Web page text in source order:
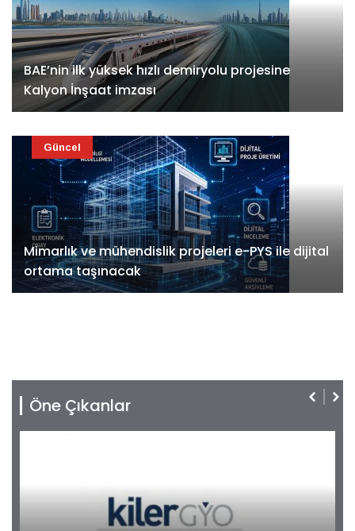
BAE’nin ilk yüksek hızlı demiryolu projesine
Kalyon İnşaat imzası
Mimarlık ve mühendislik projeleri e-PYS ile dijital
ortama taşınacak
Güncel
Öne Çıkanlar